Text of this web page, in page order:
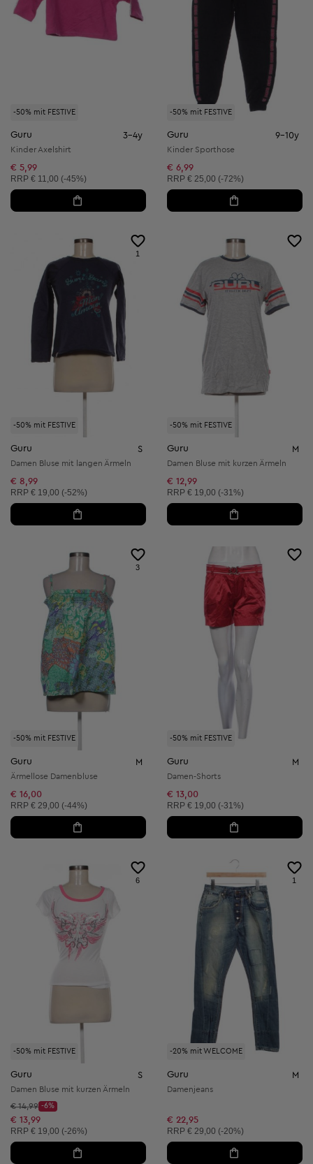
-50% mit FESTIVE
Guru 3-4y
Kinder Axelshirt
€ 5,99
Unverbindliche Preisempfehlung:
RRP € 11,00 (-45%)
-50% mit FESTIVE
Guru 9-10y
Kinder Sporthose
€ 6,99
Unverbindliche Preisempfehlung:
RRP € 25,00 (-72%)
-50% mit FESTIVE
1
Guru S
Damen Bluse mit langen Ärmeln
€ 8,99
Unverbindliche Preisempfehlung:
RRP € 19,00 (-52%)
-50% mit FESTIVE
Guru M
Damen Bluse mit kurzen Ärmeln
€ 12,99
Unverbindliche Preisempfehlung:
RRP € 19,00 (-31%)
-50% mit FESTIVE
3
Guru M
Ärmellose Damenbluse
€ 16,00
Unverbindliche Preisempfehlung:
RRP € 29,00 (-44%)
-50% mit FESTIVE
Guru M
Damen-Shorts
€ 13,00
Unverbindliche Preisempfehlung:
RRP € 19,00 (-31%)
-50% mit FESTIVE
6
Guru S
Damen Bluse mit kurzen Ärmeln
Startpreis:
€ 14,99
Discount Price:
-6%
Reduzierter Preis:
€ 13,99
Unverbindliche Preisempfehlung:
RRP € 19,00 (-26%)
-20% mit WELCOME
1
Guru M
Damenjeans
€ 22,95
Unverbindliche Preisempfehlung:
RRP € 29,00 (-20%)